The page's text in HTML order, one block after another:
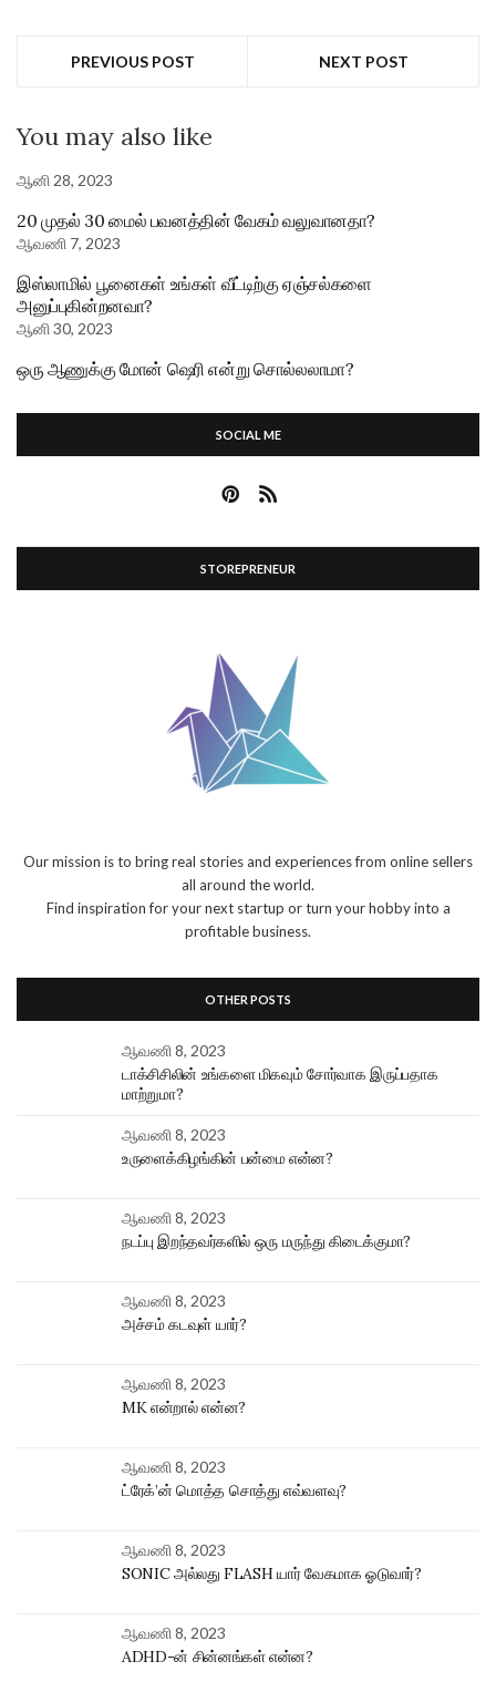
PREVIOUS POST NEXT POST
You may also like
ஆனி 28, 2023
20 முதல் 30 மைல் பவனத்தின் வேகம் வலுவானதா?
ஆவணி 7, 2023
இஸ்லாமில் பூனைகள் உங்கள் வீட்டிற்கு ஏஞ்சல்களை
அனுப்புகின்றனவா?
ஆனி 30, 2023
ஒரு ஆணுக்கு மோன் ஷெரி என்று சொல்லலாமா?
SOCIAL ME
STOREPRENEUR
Our mission is to bring real stories and experiences from online sellers
all around the world.
Find inspiration for your next startup or turn your hobby into a
profitable business.
OTHER POSTS
ஆவணி 8, 2023
டாக்சிசிலின் உங்களை மிகவும் சோர்வாக இருப்பதாக
மாற்றுமா?
ஆவணி 8, 2023
உருளைக்கிழங்கின் பன்மை என்ன?
ஆவணி 8, 2023
நடப்பு இறந்தவர்களில் ஒரு மருந்து கிடைக்குமா?
ஆவணி 8, 2023
அச்சம் கடவுள் யார்?
ஆவணி 8, 2023
MK என்றால் என்ன?
ஆவணி 8, 2023
ட்ரேக்’ன் மொத்த சொத்து எவ்வளவு?
ஆவணி 8, 2023
SONIC அல்லது FLASH யார் வேகமாக ஓடுவார்?
ஆவணி 8, 2023
ADHD-ன் சின்னங்கள் என்ன?